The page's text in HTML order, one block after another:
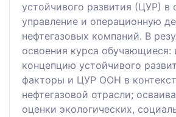
устойчивого развития (ЦУР) в
управление и операционную
нефтегазовых компаний. В
освоения курса обучающиеся:
концепцию устойчивого
факторы и ЦУР ООН в
нефтегазовой отрасли;
оценки экологических,